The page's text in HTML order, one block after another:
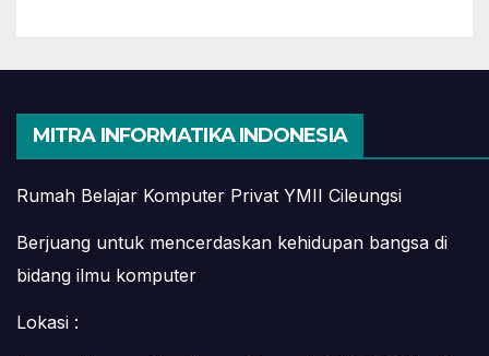
MITRA INFORMATIKA INDONESIA
Rumah Belajar Komputer Privat YMII Cileungsi
Berjuang untuk mencerdaskan kehidupan bangsa di
bidang ilmu komputer
Lokasi :